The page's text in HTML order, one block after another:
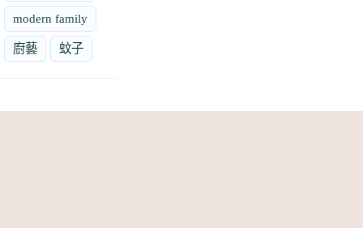
modern family
廚藝 蚊子